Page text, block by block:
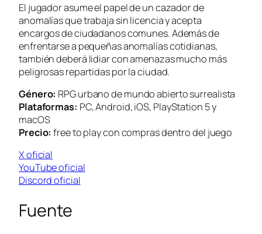
El jugador asume el papel de un cazador de
anomalías que trabaja sin licencia y acepta
encargos de ciudadanos comunes. Además de
enfrentarse a pequeñas anomalías cotidianas,
también deberá lidiar con amenazas mucho más
peligrosas repartidas por la ciudad.
Género: RPG urbano de mundo abierto surrealista
Plataformas: PC, Android, iOS, PlayStation 5 y
macOS
Precio: free to play con compras dentro del juego
X oficial
YouTube oficial
Discord oficial
Fuente